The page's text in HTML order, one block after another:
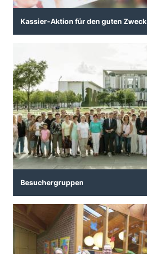
Kassier-Aktion für den guten Zweck
Besuchergruppen